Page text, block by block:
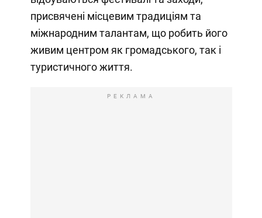
присвячені місцевим традиціям та
міжнародним талантам, що робить його
живим центром як громадського, так і
туристичного життя.
РЕКЛАМА